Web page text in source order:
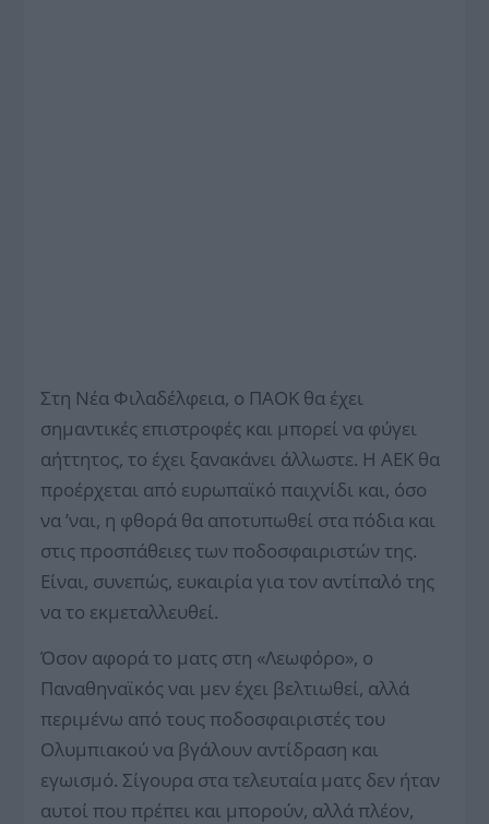
Στη Νέα Φιλαδέλφεια, ο ΠΑΟΚ θα έχει
σημαντικές επιστροφές και μπορεί να φύγει
αήττητος, το έχει ξανακάνει άλλωστε. Η ΑΕΚ θα
προέρχεται από ευρωπαϊκό παιχνίδι και, όσο
να ’ναι, η φθορά θα αποτυπωθεί στα πόδια και
στις προσπάθειες των ποδοσφαιριστών της.
Είναι, συνεπώς, ευκαιρία για τον αντίπαλό της
να το εκμεταλλευθεί.
Όσον αφορά το ματς στη «Λεωφόρο», ο
Παναθηναϊκός ναι μεν έχει βελτιωθεί, αλλά
περιμένω από τους ποδοσφαιριστές του
Ολυμπιακού να βγάλουν αντίδραση και
εγωισμό. Σίγουρα στα τελευταία ματς δεν ήταν
αυτοί που πρέπει και μπορούν, αλλά πλέον,